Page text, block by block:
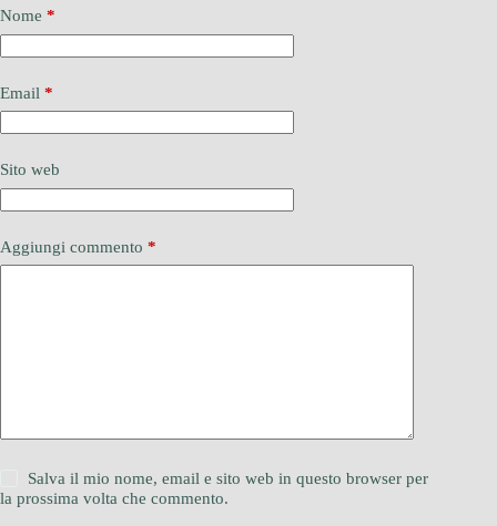
Nome *
Email *
Sito web
Aggiungi commento *
Salva il mio nome, email e sito web in questo browser per
la prossima volta che commento.